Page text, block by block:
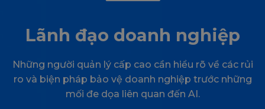
Lãnh đạo doanh nghiệp
Những người quản lý cấp cao cần hiểu rõ về các rủi
ro và biện pháp bảo vệ doanh nghiệp trước những
mối đe dọa liên quan đến AI.